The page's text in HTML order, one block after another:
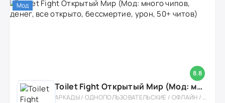
8.8
Мод
Toilet Fight Открытый Мир (Мод: много чипов, денег, все открыто, бессмертие, урон, 50+ читов)
АРКАДЫ / ОДНОПОЛЬЗОВАТЕЛЬСКИЕ / ОФЛАЙН / МОД / РОЛЕВЫЕ / ШУТЕРЫ / ОТКРЫТЫЙ МИР / ВСТРОЕННЫЙ КЕШ / 3D / ЭКШЕНЫ / ТУАЛЕТНЫЕ ВОЙНЫ / ДЛЯ ДЕТЕЙ